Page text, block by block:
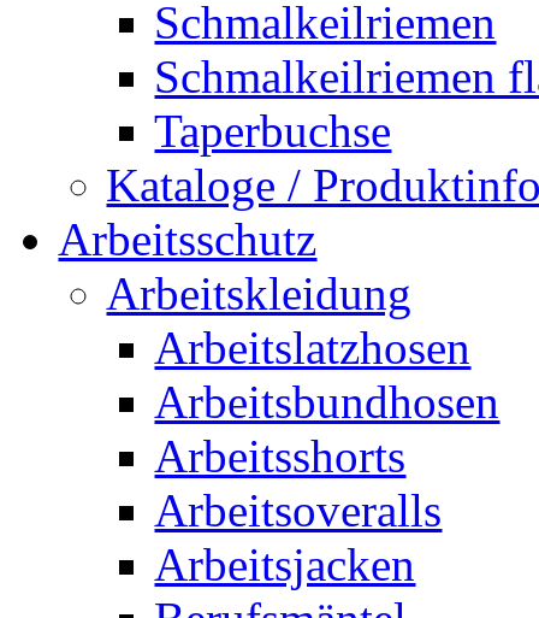
Schmalkeilriemen
Schmalkeilriemen
Taperbuchse
Kataloge /
Arbeitsschutz
Arbeitskleidung
Arbeitslatzhosen
Arbeitsbundhosen
Arbeitsshorts
Arbeitsoveralls
Arbeitsjacken